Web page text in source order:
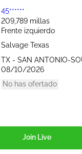
45******
209,789 millas
Frente izquierdo
Salvage Texas
TX - SAN ANTONIO-
08/10/2026
No has ofertado
Join Live